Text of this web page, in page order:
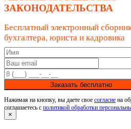
ЗАКОНОДАТЕЛЬСТВА
Бесплатный электронный
бухгалтера, юриста и кадровика
Заказать бесплатно
Нажимая на кнопку, вы даете свое согласие на
соглашаетесь с политикой обработки
×